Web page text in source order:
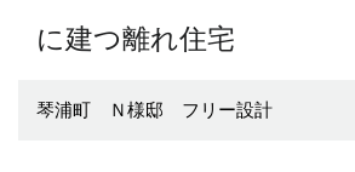
に建つ離れ住宅
琴浦町 Ｎ様邸 フリー設計